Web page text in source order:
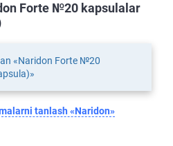
Forte №20 kapsulalar
«Naridon Forte №20
tanlash «Naridon»